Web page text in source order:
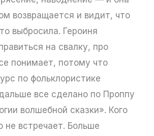
возвращается и видит, что
выбросила. Героиня
на свалку, про
понимает, потому что
по фольклористике
все сделано по Проппу
волшебной сказки». Кого
не встречает. Больше